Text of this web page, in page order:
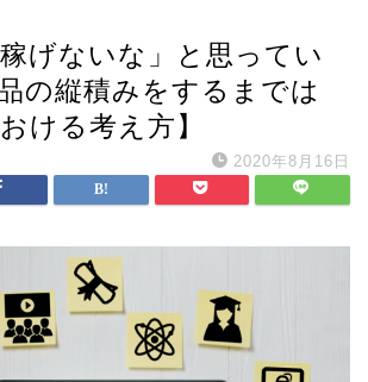
げないな」と思ってい
の縦積みをするまでは
ける考え方】
2020年8月16日